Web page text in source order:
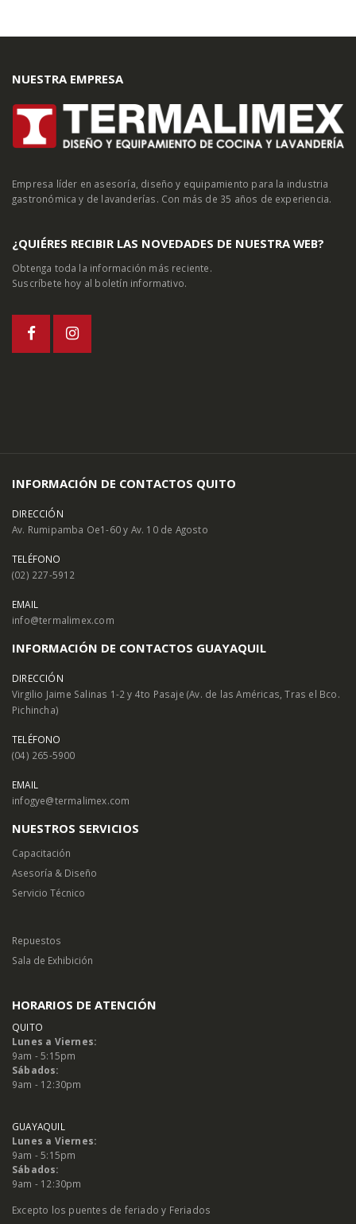
NUESTRA EMPRESA
Empresa líder en asesoría, diseño y equipamiento para la industria
gastronómica y de lavanderías. Con más de 35 años de experiencia.
¿QUIÉRES RECIBIR LAS NOVEDADES DE NUESTRA WEB?
Obtenga toda la información más reciente.
Suscríbete hoy al boletín informativo.
INFORMACIÓN DE CONTACTOS QUITO
DIRECCIÓN
Av. Rumipamba Oe1-60 y Av. 10 de Agosto
TELÉFONO
(02) 227-5912
EMAIL
info@termalimex.com
INFORMACIÓN DE CONTACTOS GUAYAQUIL
DIRECCIÓN
Virgilio Jaime Salinas 1-2 y 4to Pasaje (Av. de las Américas, Tras el Bco.
Pichincha)
TELÉFONO
(04) 265-5900
EMAIL
infogye@termalimex.com
NUESTROS SERVICIOS
Capacitación
Asesoría & Diseño
Servicio Técnico
Repuestos
Sala de Exhibición
HORARIOS DE ATENCIÓN
QUITO
Lunes a Viernes:
9am - 5:15pm
Sábados:
9am - 12:30pm
GUAYAQUIL
Lunes a Viernes:
9am - 5:15pm
Sábados:
9am - 12:30pm
Excepto los puentes de feriado y Feriados